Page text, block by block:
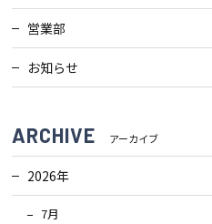
営業部
お知らせ
ARCHIVE アーカイブ
2026年
7月